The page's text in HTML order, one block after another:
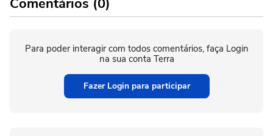
Comentários (0)
Para poder interagir com todos comentários, faça Login
na sua conta Terra
Fazer Login para participar